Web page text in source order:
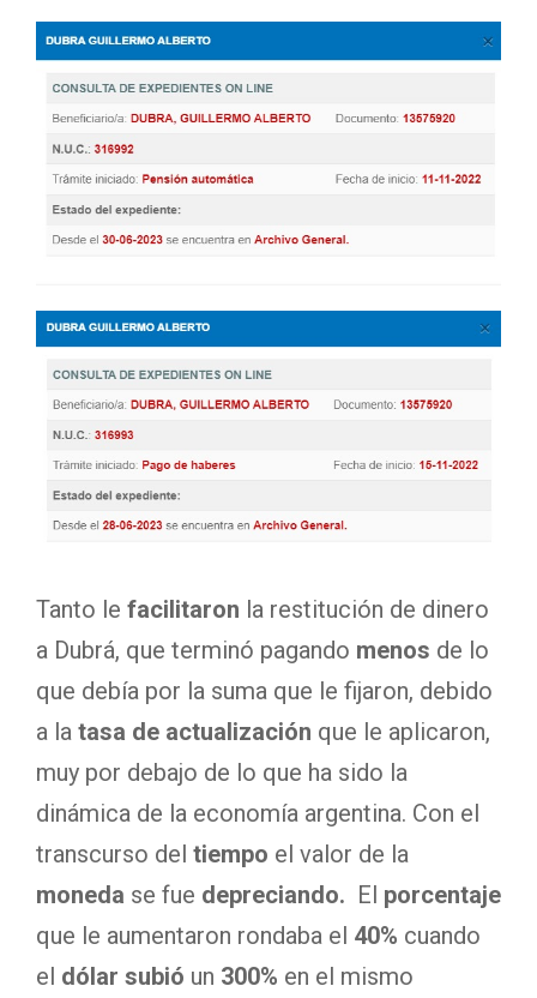
Tanto le facilitaron la restitución de dinero
a Dubrá, que terminó pagando menos de lo
que debía por la suma que le fijaron, debido
a la tasa de actualización que le aplicaron,
muy por debajo de lo que ha sido la
dinámica de la economía argentina. Con el
transcurso del tiempo el valor de la
moneda se fue depreciando. El porcentaje
que le aumentaron rondaba el 40% cuando
el dólar subió un 300% en el mismo